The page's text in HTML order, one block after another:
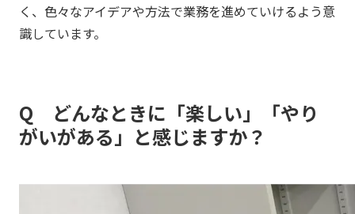
く、色々なアイデアや方法で業務を進めていけるよう意
識しています。
Q どんなときに「楽しい」「やり
がいがある」と感じますか？